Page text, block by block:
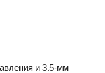
и 3.5-мм